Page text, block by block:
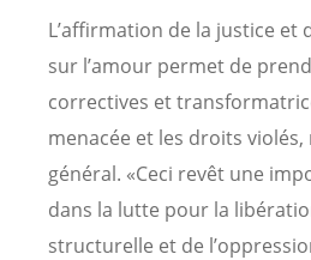
L’affirmation de la justice et
sur l’amour permet de
correctives et
menacée et les droits
général. «Ceci revêt une
dans la lutte pour la
structurelle et de